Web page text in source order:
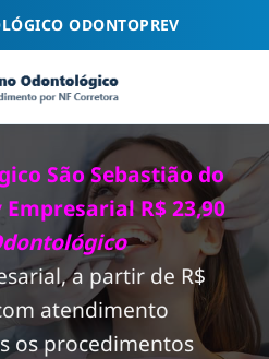
ODONTOPREV
São Sebastião do
R$ 23,90
a partir de R$
atendimento
os procedimentos